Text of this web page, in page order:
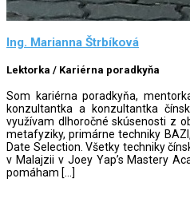
Ing. Marianna Štrbíková
Lektorka / Kariérna poradkyňa
Som kariérna poradkyňa,
konzultantka a konzultantka
využívam dlhoročné skúsenosti z
metafyziky, primárne techniky
Date Selection. Všetky techniky
v Malajzii v Joey Yap’s Mastery
pomáham […]